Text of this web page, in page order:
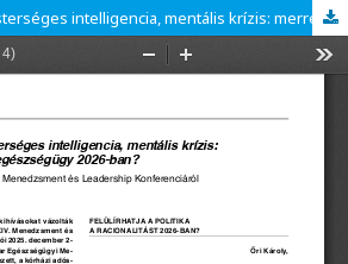
Adósságspirál, mesterséges intelligencia, mentális krízis: merre tart a magyar egészségügy 2026-ban?